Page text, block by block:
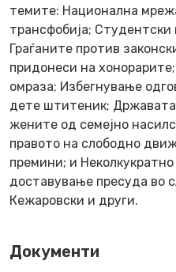
темите: Национална
трансфобија;
Граѓаните против
придонеси на
омраза; Избегнување
дете штитеник;
жените од семејно
правото на слободно
премини; и
доставување пресуда во
Кежаровски и други.
Документи